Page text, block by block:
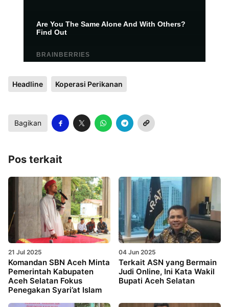
Headline Koperasi Perikanan
Bagikan
Pos terkait
21 Jul 2025
Komandan SBN Aceh Minta
Pemerintah Kabupaten
Aceh Selatan Fokus
Penegakan Syari’at Islam
04 Jun 2025
Terkait ASN yang Bermain
Judi Online, Ini Kata Wakil
Bupati Aceh Selatan